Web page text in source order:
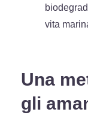
vita
Una
gli